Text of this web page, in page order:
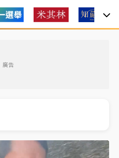
廣告
明防劇烈降雨 東部高溫飆
完整始末曝！律師掮客大玩兩
關鍵